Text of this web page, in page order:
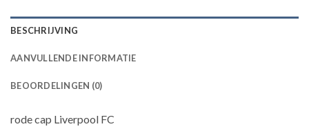
BESCHRIJVING
AANVULLENDE INFORMATIE
BEOORDELINGEN (0)
rode cap Liverpool FC